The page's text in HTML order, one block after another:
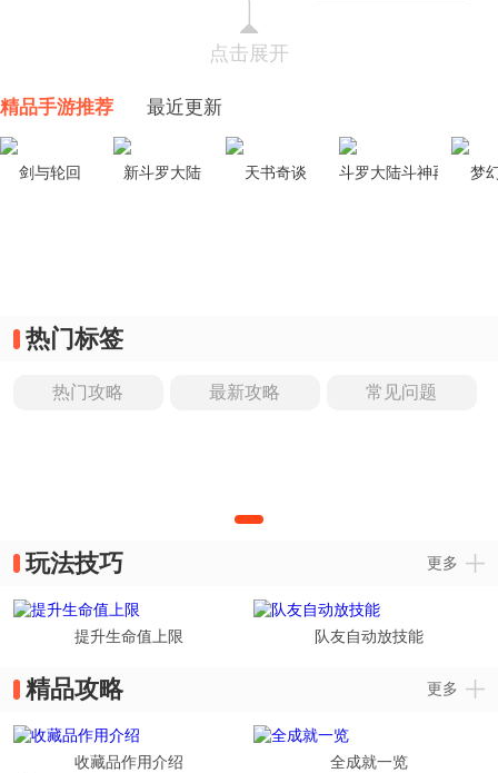
点击展开
精品手游推荐 最近更新
剑与轮回 新斗罗大陆 天书奇谈 斗罗大陆斗神再临 梦
热门标签
热门攻略 最新攻略 常见问题
玩法技巧 更多
提升生命值上限 队友自动放技能
精品攻略 更多
收藏品作用介绍 全成就一览